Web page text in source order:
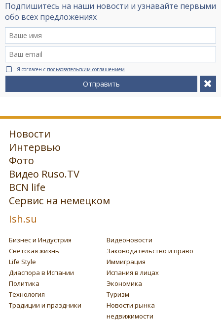
Подпишитесь на наши новости и узнавайте первыми
обо всех предложениях
Я согласен с пользовательским соглашением
Отправить
Новости
Интервью
Фото
Видео Ruso.TV
BCN life
Сервис на немецком
Ish.su
Бизнес и Индустрия
Видеоновости
Светская жизнь
Законодательство и право
Life Style
Иммиграция
Диаспора в Испании
Испания в лицах
Политика
Экономика
Технология
Туризм
Традиции и праздники
Новости рынка
недвижимости